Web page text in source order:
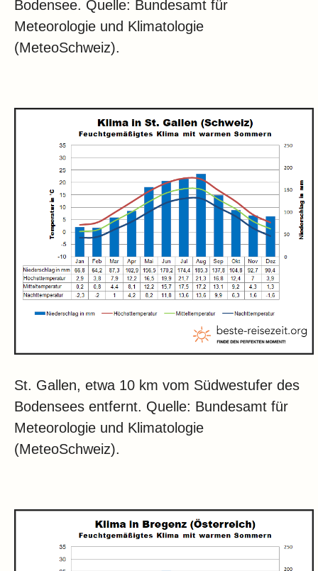
Bodensee. Quelle: Bundesamt für
Meteorologie und Klimatologie
(MeteoSchweiz).
St. Gallen, etwa 10 km vom Südwestufer des
Bodensees entfernt. Quelle: Bundesamt für
Meteorologie und Klimatologie
(MeteoSchweiz).